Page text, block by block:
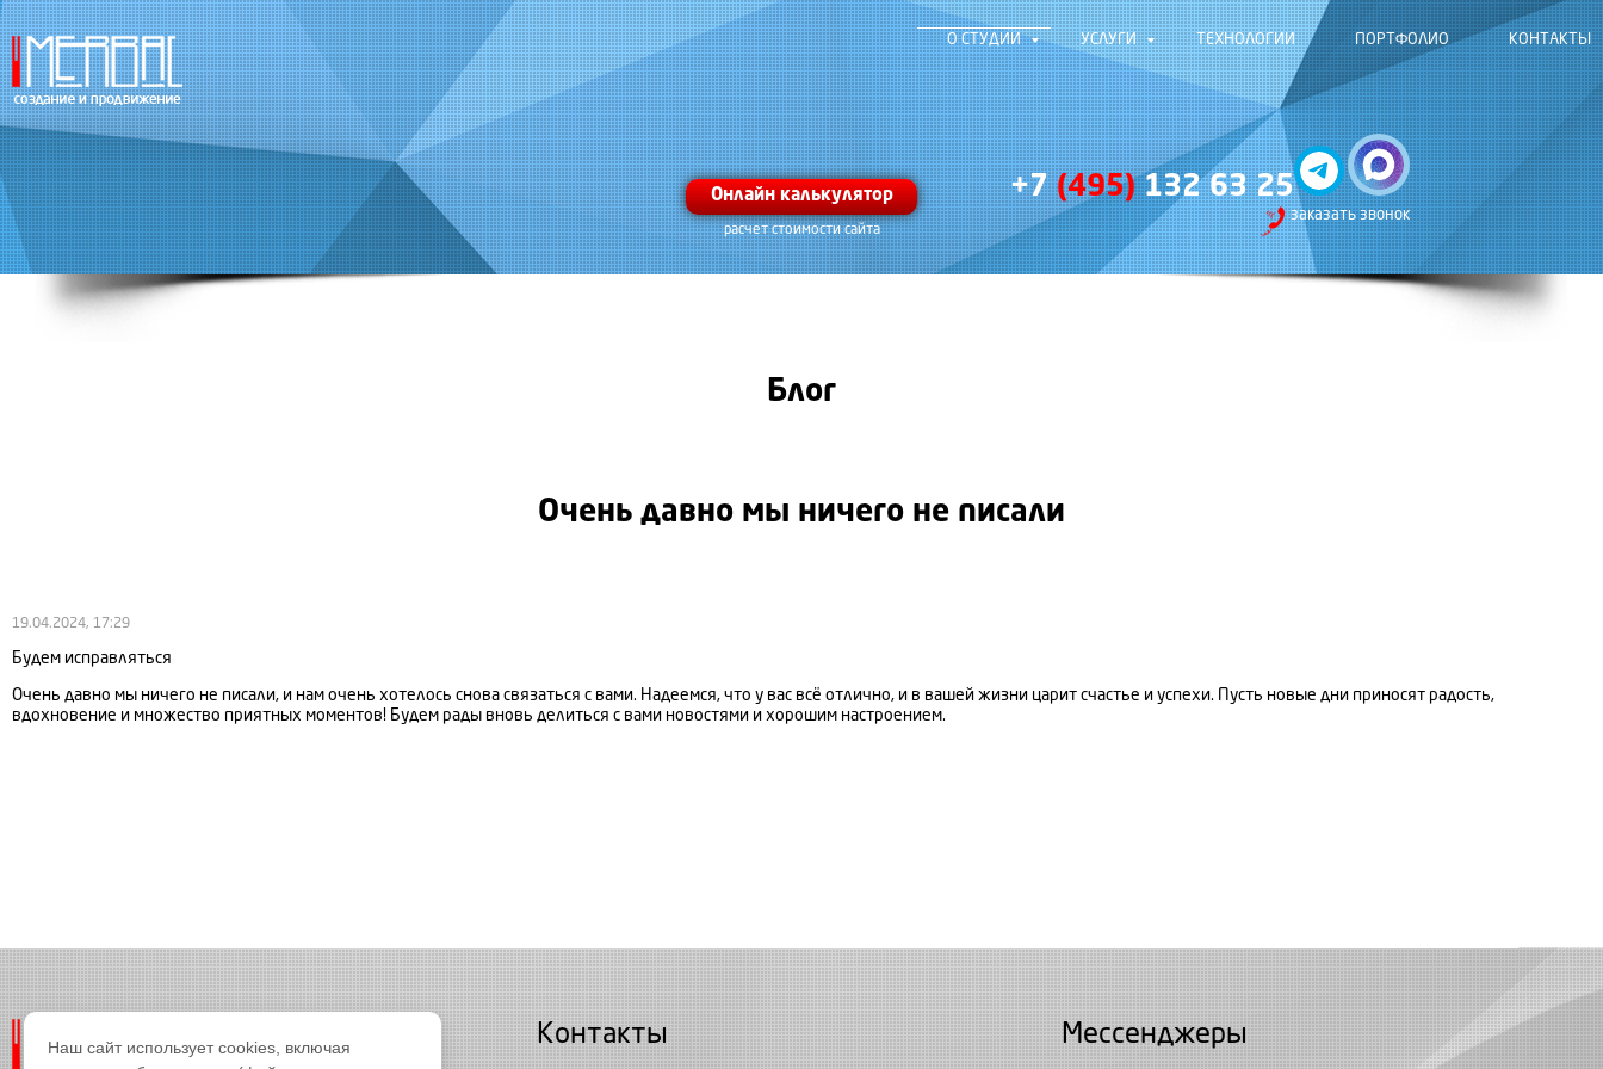
О СТУДИИ УСЛУГИ ТЕХНОЛОГИИ ПОРТФОЛИО КОНТАКТЫ
Онлайн калькулятор
расчет стоимости сайта
+7(495)132 63 25
заказать звонок
Блог
Очень давно мы ничего не писали
19.04.2024, 17:29
Будем исправляться
Очень давно мы ничего не писали, и нам очень хотелось снова связаться с вами. Надеемся, что у вас всё отлично, и в вашей жизни царит счастье и успехи. Пусть новые дни приносят радость,
вдохновение и множество приятных моментов! Будем рады вновь делиться с вами новостями и хорошим настроением.
Контакты Мессенджеры
Наш сайт использует cookies, включая